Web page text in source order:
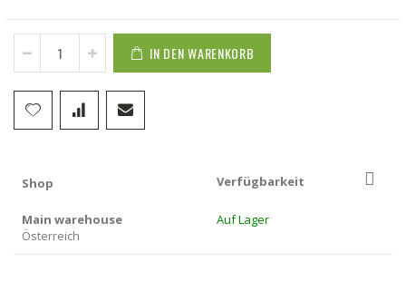
IN DEN WARENKORB
Shop Verfügbarkeit
Main warehouse
Österreich
Auf Lager